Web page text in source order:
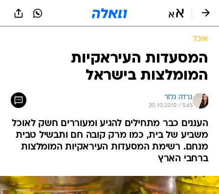
אוכל
המסעדות העיראקיות
המומלצות בישראל
גרדה גלזר
20.10.2012 / 5:45
העננים כבר מתחילים להגיע ומעוררים חשק לאוכל
משביע של בית, כמו מרק קובה חם ותבשיל טבית
מנחם. רשימת המסעדות העיראקיות המומלצות
ברחבי הארץ